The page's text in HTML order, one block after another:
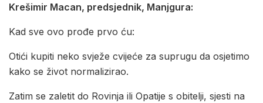
Krešimir Macan, predsjednik, Manjgura:
Kad sve ovo prođe prvo ću:
Otići kupiti neko svježe cvijeće za suprugu da osjetimo
kako se život normalizirao.
Zatim se zaletit do Rovinja ili Opatije s obitelji, sjesti na